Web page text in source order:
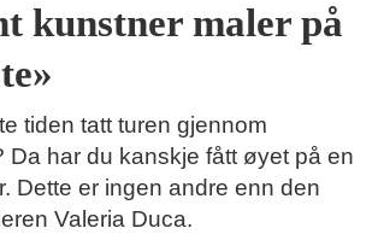
kunstner maler på
tiden tatt turen gjennom
Da har du kanskje fått øyet på en
Dette er ingen andre enn den
Valeria Duca.